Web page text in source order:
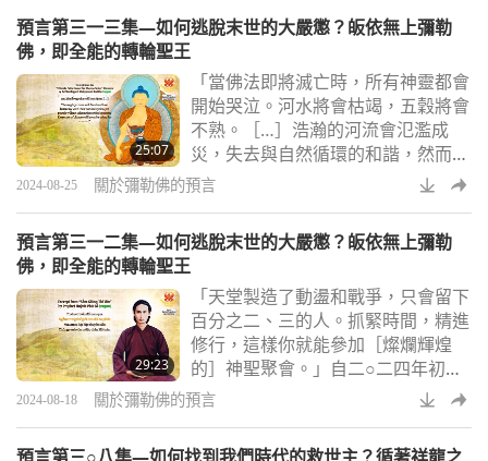
圓寂之前，曾就末法時代自然環境和
法即將滅亡時，所有神靈都會開始哭
泣。河水將會枯竭，五穀將會不熟。
［…］浩瀚的河流會氾濫成災，失去
與自然循環的和諧，
預言第三一三集—如何逃脫末世的大嚴懲？皈依無上彌勒
佛，即全能的轉輪聖王
25:07
「當佛法即將滅亡時，所有神靈都會
開始哭泣。河水將會枯竭，五穀將會
不熟。［…］浩瀚的河流會氾濫成
災，失去與自然循環的和諧，然而人
們不會注意到，也不會感到擔憂。極
端的氣候很快就會被視為理所當
舉了一些自二○二四年初以來世界各
電、雲和大風現象。一些令人不安的
天氣事件影像讓我們不寒而慄。也讓
我們想起了不同時代、不同地點和不
同文化中不同的聖人、賢者
2024-08-25 關於彌勒佛的預言
預言第三一二集—如何逃脫末世的大嚴懲？皈依無上彌勒
佛，即全能的轉輪聖王
29:23
「天堂製造了動盪和戰爭，只會留下
百分之二、三的人。抓緊時間，精進
修行，這樣你就能參加［燦爛輝煌
的］神聖聚會。」自二○二四年初以
來，世界各地的人們不斷經歷著越來
越不穩定的天氣狀況、極端的溫度和
2024-08-18 關於彌勒佛的預言